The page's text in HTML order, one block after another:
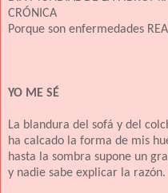
CRÓNICA
Porque son enfermedades
YO ME SÉ
La blandura del sofá y del
ha calcado la forma de mis
hasta la sombra supone un
y nadie sabe explicar la razón.